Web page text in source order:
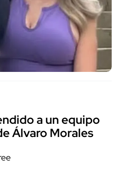
a un equipo
Álvaro Morales